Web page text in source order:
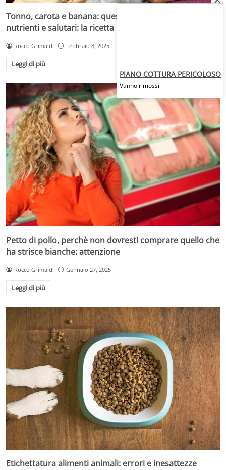
Tonno, carota e banana: questi biscottini per cani sono
nutrienti e salutari: la ricetta
Rocco Grimaldi Febbraio 8, 2025
Leggi di più
Petto di pollo, perchè non dovresti comprare quello che
ha strisce bianche: attenzione
Rocco Grimaldi Gennaio 27, 2025
Leggi di più
Etichettatura alimenti animali: errori e inesattezze
PIANO COTTURA PERICOLOSO
Vanno rimossi